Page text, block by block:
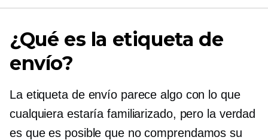
¿Qué es la etiqueta de
envío?
La etiqueta de envío parece algo con lo que
cualquiera estaría familiarizado, pero la verdad
es que es posible que no comprendamos su